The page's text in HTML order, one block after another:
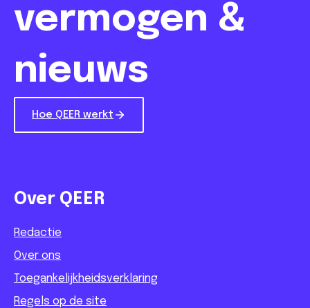
vermogen &
nieuws
Hoe QEER werkt
Over QEER
Redactie
Over ons
Toegankelijkheidsverklaring
Regels op de site